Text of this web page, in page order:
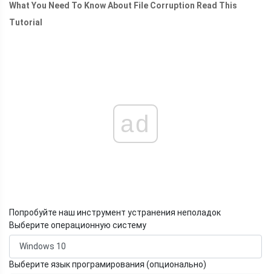
What You Need To Know About File Corruption Read This
Tutorial
ad
Попробуйте наш инструмент устранения неполадок
Выберите операционную систему
Выберите язык програмирования (опционально)